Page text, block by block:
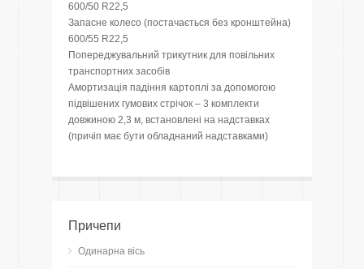
600/50 R22,5
Запасне колесо (постачається без кронштейна)
600/55 R22,5
Попереджувальний трикутник для повільних
транспортних засобів
Амортизація падіння картоплі за допомогою
підвішених гумових стрічок – 3 комплекти
довжиною 2,3 м, встановлені на надставках
(причіп має бути обладнаний надставками)
Причепи
Одинарна вісь